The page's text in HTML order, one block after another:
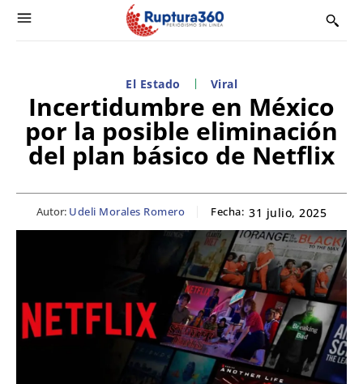
El Estado Viral
Incertidumbre en México
por la posible eliminación
del plan básico de Netflix
Autor: Udeli Morales Romero Fecha: 31 julio, 2025